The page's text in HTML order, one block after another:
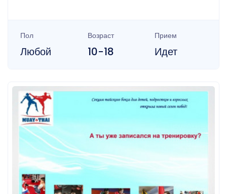
Пол
Любой
Возраст
10-18
Прием
Идет